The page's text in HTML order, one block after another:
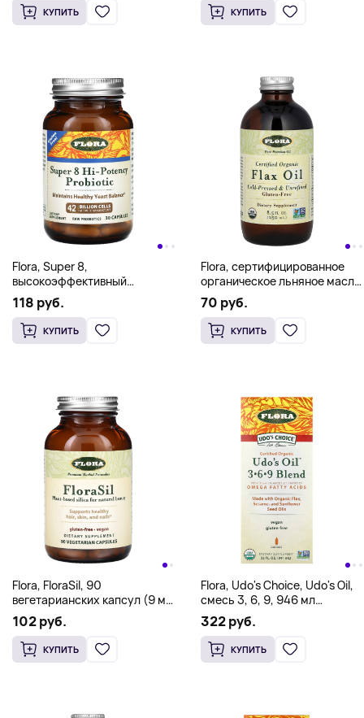
КУПИТЬ КУПИТЬ
Flora, Super 8,
высокоэффективный
пробиотик, 42 млрд клеток,
30 капсул
118 руб.
КУПИТЬ
Flora, сертифицированное
органическое льняное масло,
250 мл (8,5 жидк. унции)
70 руб.
КУПИТЬ
Flora, FloraSil, 90
вегетарианских капсул (9 мг
в 1 капсуле)
102 руб.
КУПИТЬ
Flora, Udo's Choice, Udo's Oil,
смесь 3, 6, 9, 946 мл
(32 жидк. унции)
322 руб.
КУПИТЬ